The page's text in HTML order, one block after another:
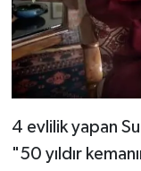
4 evlilik yapan
"50 yıldır